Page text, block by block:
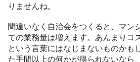
りませんね。
間違いなく自治会をつくると、マン
ての業務量は増えます。あんまりコ
という言葉にはなじまないものかも
た手間以上の何かが得られないなら